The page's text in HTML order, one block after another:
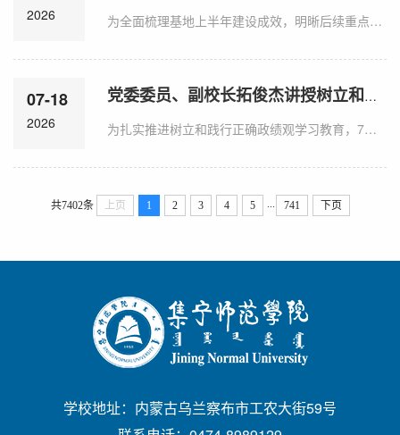
2026
为全面梳理基地上半年建设成效，明晰后续重点工作方向，7月21日，我校召开铸牢中华民族共同体意识研究基地2026年度上半年工作总结会议。党委书记、基地负责人张宝成出席会议并讲话。党委委员、副校长、基地首席专家拓俊杰，统战部、科技处、团委、历史文化学院、蒙古学学院、马克思主义学院、国家通用语言文字基地相关负责同志及研究人员参会。会上，全体与会人员集体学习了《中华人民共和国民族团结进步促进法》，进一步深化对民族团结进步工作的法治认识，...
07-18
2026
党委委员、副校长拓俊杰讲授树立和践行正确政绩观学习教育专题党课
为扎实推进树立和践行正确政绩观学习教育，7月18日，党委委员、副校长拓俊杰以《从百年党史汲取实干力量 把正确政绩观贯穿办学治校全过程各方面》为题，结合党史脉络、高校办学实际与分管工作，为分管部门、联系学院全体教工党员讲授专题党课。党课系统梳理百年党史中正确政绩观的演进脉络。从新民主主义革命时期救国救民的初心坚守直至中国特色社会主义新时代“为民造福是最大政绩”的根本遵循，全面阐释正确政绩观一脉相承、与时俱进的丰富内涵，...
共7402条 上页 1 2 3 4 5 ... 741 下页
学校地址：内蒙古乌兰察布市工农大街59号